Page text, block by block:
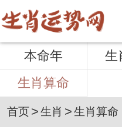
本命年 生
生肖算命
首页>生肖 >生肖算命